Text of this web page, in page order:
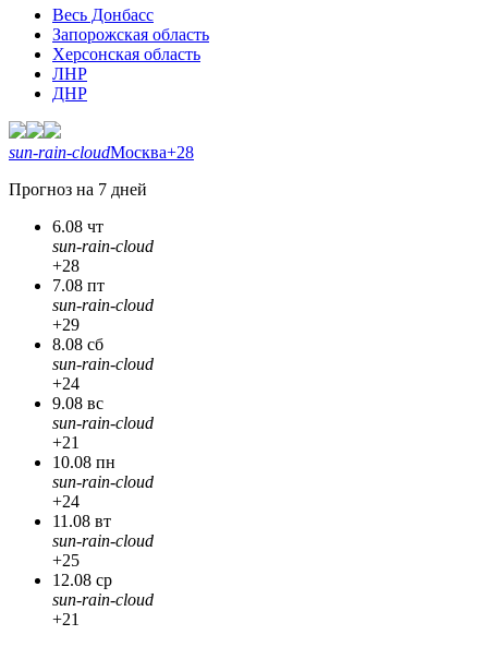
Весь Донбасс
Запорожская область
Херсонская область
ЛНР
ДНР
sun-rain-cloudМосква+28
Прогноз на 7 дней
6.08 чт
sun-rain-cloud
+28
7.08 пт
sun-rain-cloud
+29
8.08 сб
sun-rain-cloud
+24
9.08 вс
sun-rain-cloud
+21
10.08 пн
sun-rain-cloud
+24
11.08 вт
sun-rain-cloud
+25
12.08 ср
sun-rain-cloud
+21